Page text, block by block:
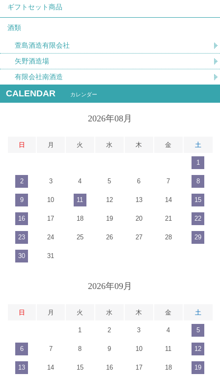
ギフトセット商品
酒類
萱島酒造有限会社
矢野酒造場
有限会社南酒造
CALENDAR カレンダー
2026年08月
日 月 火 水 木 金 土
1
2 3 4 5 6 7 8
9 10 11 12 13 14 15
16 17 18 19 20 21 22
23 24 25 26 27 28 29
30 31
2026年09月
日 月 火 水 木 金 土
1 2 3 4 5
6 7 8 9 10 11 12
13 14 15 16 17 18 19